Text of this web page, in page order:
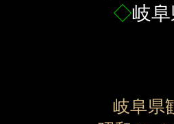
◇岐
岐阜県